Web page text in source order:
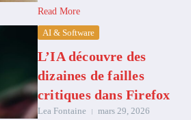
Read More
AI & Software
L’IA découvre des
dizaines de failles
critiques dans Firefox
Lea Fontaine mars 29, 2026